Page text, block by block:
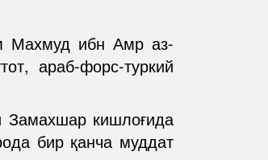
Махмуд ибн Амр аз-
араб-форс-туркий
Замахшар кишлоғида
бир қанча муддат